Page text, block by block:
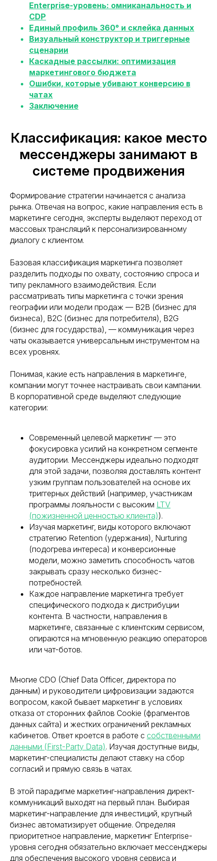
Enterprise-уровень: омниканальность и
CDP
Единый профиль 360° и склейка данных
Визуальный конструктор и триггерные
сценарии
Каскадные рассылки: оптимизация
маркетингового бюджета
Ошибки, которые убивают конверсию в
чатах
Заключение
Классификация: какое место
мессенджеры занимают в
системе продвижения
Формирование стратегии начинается с анализа
рынка. Отвечая на вопрос, какие направления есть в
маркетинге сегодня, эксперты выделяют переход от
массовых трансляций к персонализированному
диалогу с клиентом.
Базовая классификация маркетинга позволяет
разделить подходы по охвату, состоянию спроса и
типу рекламного взаимодействия. Если
рассматривать типы маркетинга с точки зрения
географии или модели продаж — B2B (бизнес для
бизнеса), B2C (бизнес для потребителя), B2G
(бизнес для государства), — коммуникация через
чаты оказывается универсальным инструментом на
всех уровнях.
Понимая, какие есть направления в маркетинге,
компании могут точнее настраивать свои кампании.
В корпоративной среде выделяют следующие
категории:
Современный целевой маркетинг — это
фокусировка усилий на конкретном сегменте
аудитории. Мессенджеры идеально подходят
для этой задачи, позволяя доставлять контент
узким группам пользователей на основе их
триггерных действий (например, участникам
программы лояльности с высоким LTV
(пожизненной ценностью клиента)).
Изучая маркетинг, виды которого включают
стратегию Retention (удержания), Nurturing
(подогрева интереса) и конверсионные
модели, можно заметить способность чатов
закрывать сразу несколько бизнес-
потребностей.
Каждое направление маркетинга требует
специфического подхода к дистрибуции
контента. В частности, направления в
маркетинге, связанные с клиентским сервисом,
опираются на мгновенную реакцию операторов
или чат-ботов.
Многие CDO (Chief Data Officer, директора по
данным) и руководители цифровизации задаются
вопросом, какой бывает маркетинг в условиях
отказа от сторонних файлов Cookie (фрагментов
данных сайта) и жестких ограничений рекламных
кабинетов. Ответ кроется в работе с собственными
данными (First-Party Data). Изучая доступные виды,
маркетинг-специалисты делают ставку на сбор
согласий и прямую связь в чатах.
В этой парадигме маркетинг-направления директ-
коммуникаций выходят на первый план. Выбирая
маркетинг-направление для инвестиций, крупный
бизнес автоматизирует общение. Определяя
приоритетное направление, маркетинг Enterprise-
уровня сегодня обязательно включает мессенджеры
для обеспечения высокого уровня сервиса и